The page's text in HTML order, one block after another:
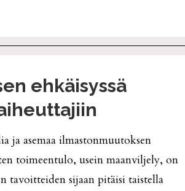
ehkäisyssä
ja asemaa ilmastonmuutoksen
toimeentulo, usein maanviljely, on
tavoitteiden sijaan pitäisi taistella